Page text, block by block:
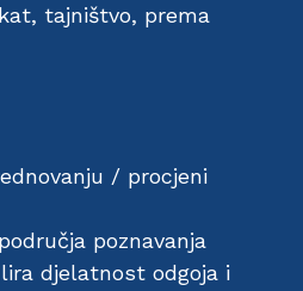
tajništvo, prema
/ procjeni
poznavanja
djelatnost odgoja i